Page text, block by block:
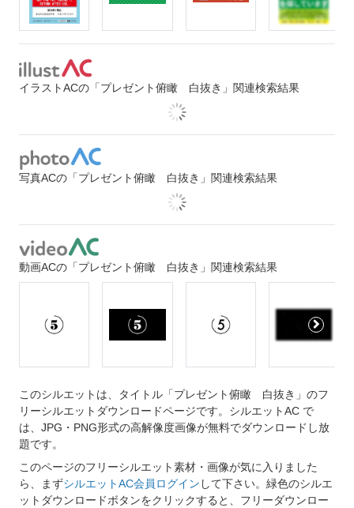
イラストACの「プレゼント俯瞰 白抜き」関連検索結果
写真ACの「プレゼント俯瞰 白抜き」関連検索結果
動画ACの「プレゼント俯瞰 白抜き」関連検索結果
このシルエットは、タイトル「プレゼント俯瞰 白抜き」のフ
リーシルエットダウンロードページです。シルエットAC で
は、JPG・PNG形式の高解像度画像が無料でダウンロードし放
題です。
このページのフリーシルエット素材・画像が気に入りました
ら、まずシルエットAC会員ログイン して下さい。緑色のシルエ
ットダウンロードボタンをクリックすると、フリーダウンロー